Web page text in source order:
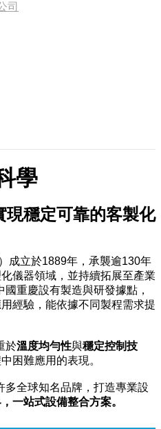
司
學
現穩定可靠的客製化
成立於1889年，承襲逾130年
儀器領域，並持續拓展至產業
重慶設有製造與研發據點，
經驗，能依據不同製程需求提
於溫度均勻性與穩定控制技
困難應用的表現。
多全球知名品牌，打造專業設
一站式設備整合方案。